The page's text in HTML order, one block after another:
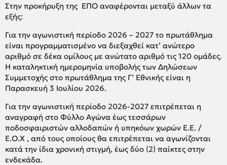
Στην προκήρυξη της ΕΠΟ αναφέρονται μεταξύ άλλων τα
εξής:
Για την αγωνιστική περίοδο 2026 – 2027 το πρωτάθλημα
είναι προγραμματισμένο να διεξαχθεί κατ’ ανώτερο
αριθμό σε δέκα ομίλους με ανώτατο αριθμό τις 120 ομάδες.
H καταληκτική ημερομηνία υποβολής των Δηλώσεων
Συμμετοχής στο πρωτάθλημα της Γ’ Εθνικής είναι η
Παρασκευή 3 Iουλίου 2026.
Για την αγωνιστική περίοδο 2026-2027 επιτρέπεται η
αναγραφή στο Φύλλο Αγώνα έως τεσσάρων
ποδοσφαιριστών αλλοδαπών ή υπηκόων χωρών Ε.Ε. /
Ε.Ο.Χ , από τους οποίους θα επιτρέπεται να αγωνίζονται
κατά την ίδια χρονική στιγμή, έως δύο (2) παίκτες στην
ενδεκάδα.